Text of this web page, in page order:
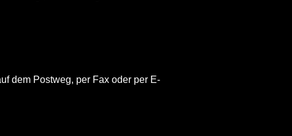
dem Postweg, per Fax oder per E-